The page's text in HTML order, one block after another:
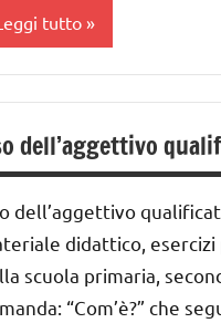
ETA'
GLI
ETA'
TUTTI GLI
tutto
dell’aggettivo
dell’aggettivo
didattico,
scuola primaria,
“Com’è?” che